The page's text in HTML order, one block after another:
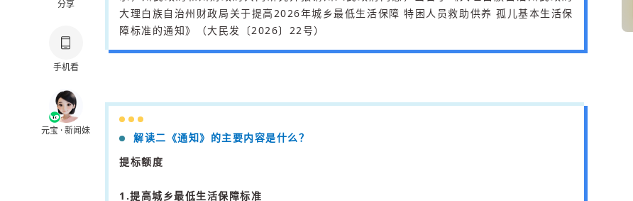
分享
手机看
元宝 · 新闻妹
大理白族自治州财政局关于提高2026年城乡最低生活保障 特困人员救助供养 孤儿基本生活保
障标准的通知》（大民发〔2026〕22号）
解读二《通知》的主要内容是什么？
提标额度
1.提高城乡最低生活保障标准